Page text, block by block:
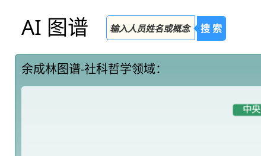
AI 图谱 搜 索
余成林图谱-社科哲学领域：